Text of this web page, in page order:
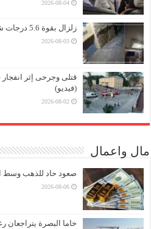
2026-08-04
زلزال بقوة 5.6 درجات شمال شرق شرم الشيخ بمصر
2026-08-03
قتلى وجرحى إثر
(فيديو)
2026-08-02
مال واعمال
صعود حاد للذهب وسط
2026-08-06
خاما البصرة يتراجعان